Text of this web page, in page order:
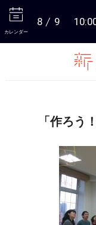
カレンダー
8 9
「作ろう